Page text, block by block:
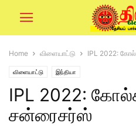
Home விளையாட்டு IPL 2022:
விளையாட்டு இந்தியா
IPL 2022:
சன்ரைசர்ஸ்